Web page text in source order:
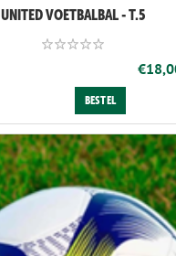
UNITED VOETBALBAL - T.5